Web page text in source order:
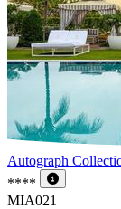
Autograph
****
MIA021